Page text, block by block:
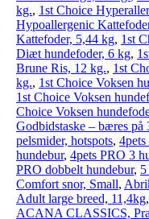
kg., 1st Choice
Hypoallergenic
Kattefoder, 5,44 kg, 1st
Diæt hundefoder, 6 kg,
Brune Ris, 12 kg., 1st
kg., 1st Choice Voksen
1st Choice Voksen
Choice Voksen
Godbidstaske – bæres på
pelsmider, hotspots,
hundebur, 4pets PRO 3
PRO dobbelt hundebur,
Comfort snor, Small,
Adult large breed, 11,4kg,
ACANA CLASSICS,